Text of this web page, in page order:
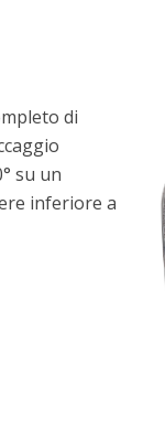
di
su un
inferiore a